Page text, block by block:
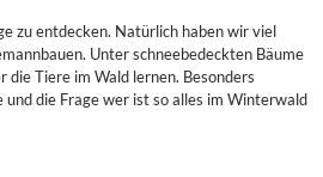
zu entdecken. Natürlich haben wir viel
Unter schneebedeckten Bäume
die Tiere im Wald lernen. Besonders
und die Frage wer ist so alles im Winterwald